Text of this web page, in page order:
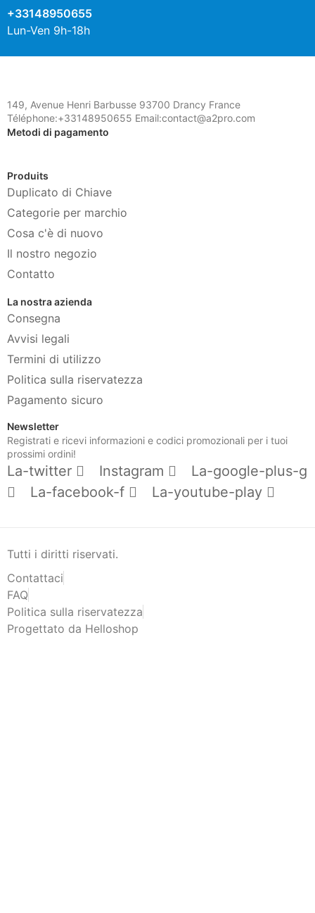
+33148950655
Lun-Ven 9h-18h
149, Avenue Henri Barbusse 93700 Drancy France
Téléphone:+33148950655 Email:contact@a2pro.com
Metodi di pagamento
Produits
Duplicato di Chiave
Categorie per marchio
Cosa c'è di nuovo
Il nostro negozio
Contatto
La nostra azienda
Consegna
Avvisi legali
Termini di utilizzo
Politica sulla riservatezza
Pagamento sicuro
Newsletter
Registrati e ricevi informazioni e codici promozionali per i tuoi
prossimi ordini!
La-twitter Instagram
La-google-plus-g
La-facebook-f
La-youtube-play
Tutti i diritti riservati.
Contattaci
FAQ
Politica sulla riservatezza
Progettato da Helloshop